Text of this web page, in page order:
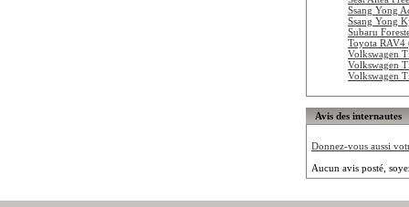
Ssang Yong
Ssang Yong
Subaru
Toyota
Volkswagen
Volkswagen
Volkswagen
Avis des internautes
Donnez-vous aussi
Aucun avis posté,